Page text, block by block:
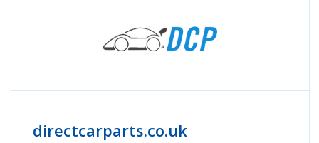
directcarparts.co.uk